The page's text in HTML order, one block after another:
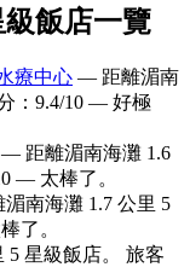
飯店一覽
療中心 — 距離湄南
：9.4/10 — 好極
— 距離湄南海灘 1.6
— 太棒了。
南海灘 1.7 公里 5
了。
星級飯店。 旅客